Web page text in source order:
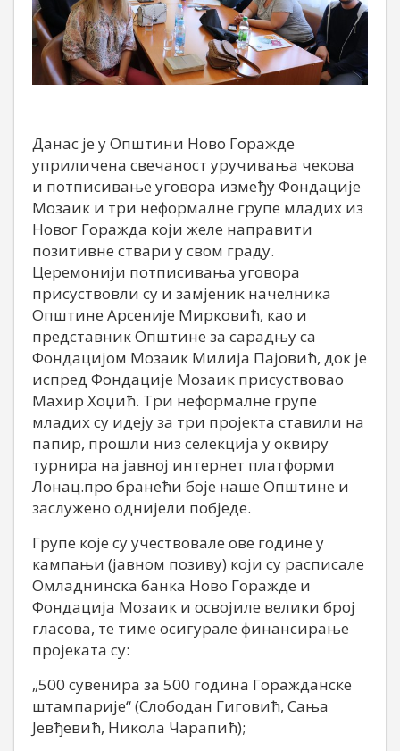
Данас је у Општини Ново Горажде
уприличена свечаност уручивања чекова
и потписивање уговора између Фондације
Мозаик и три неформалне групе младих из
Новог Горажда који желе направити
позитивне ствари у свом граду.
Церемонији потписивања уговора
присуствовли су и замјеник начелника
Општине Арсеније Мирковић, као и
представник Општине за сарадњу са
Фондацијом Мозаик Милија Пајовић, док је
испред Фондације Мозаик присуствовао
Махир Хоџић. Три неформалне групе
младих су идеју за три пројекта ставили на
папир, прошли низ селекција у оквиру
турнира на јавној интернет платформи
Лонац.про бранећи боје наше Општине и
заслужено однијели побједе.
Групе које су учествовале ове године у
кампањи (јавном позиву) који су расписале
Омладнинска банка Ново Горажде и
Фондација Мозаик и освојиле велики број
гласова, те тиме осигурале финансирање
пројеката су:
„500 сувенира за 500 година Горажданске
штампарије“ (Слободан Гиговић, Сања
Јевђевић, Никола Чарапић);